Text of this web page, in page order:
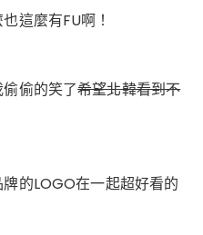
這麼有FU啊！
偷的笑了希望北韓看到不
的LOGO在一起超好看的